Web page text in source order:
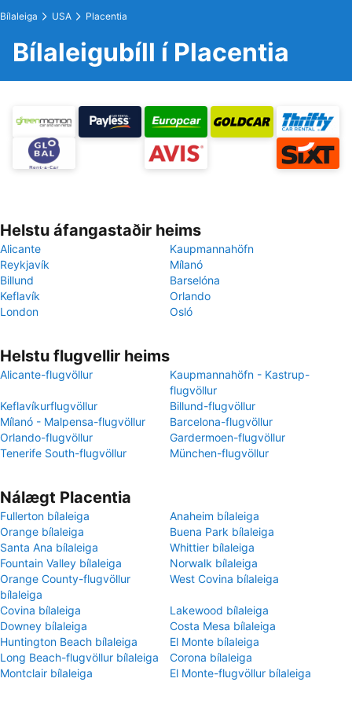
Bílaleiga USA Placentia
Bílaleigubíll í Placentia
Helstu áfangastaðir heims
Alicante
Kaupmannahöfn
Reykjavík
Mílanó
Billund
Barselóna
Keflavík
Orlando
London
Osló
Helstu flugvellir heims
Alicante-flugvöllur
Kaupmannahöfn - Kastrup-
flugvöllur
Keflavíkurflugvöllur
Billund-flugvöllur
Mílanó - Malpensa-flugvöllur
Barcelona-flugvöllur
Orlando-flugvöllur
Gardermoen-flugvöllur
Tenerife South-flugvöllur
München-flugvöllur
Nálægt Placentia
Fullerton bílaleiga
Anaheim bílaleiga
Orange bílaleiga
Buena Park bílaleiga
Santa Ana bílaleiga
Whittier bílaleiga
Fountain Valley bílaleiga
Norwalk bílaleiga
Orange County-flugvöllur
bílaleiga
West Covina bílaleiga
Covina bílaleiga
Lakewood bílaleiga
Downey bílaleiga
Costa Mesa bílaleiga
Huntington Beach bílaleiga
El Monte bílaleiga
Long Beach-flugvöllur bílaleiga
Corona bílaleiga
Montclair bílaleiga
El Monte-flugvöllur bílaleiga